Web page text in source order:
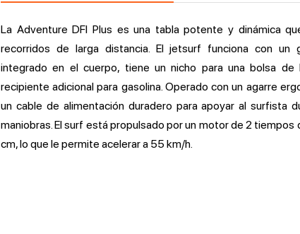
La Adventure DFI Plus es una tabla potente y dinámica
recorridos de larga distancia. El jetsurf funciona con un
integrado en el cuerpo, tiene un nicho para una bolsa de
recipiente adicional para gasolina. Operado con un agarre
un cable de alimentación duradero para apoyar al surfista
maniobras. El surf está propulsado por un motor de 2 tiempos
cm, lo que le permite acelerar a 55 km/h.